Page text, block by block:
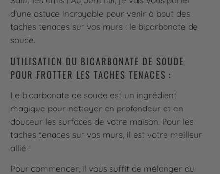
d'une astuce incroyable pour venir à bout des
taches tenaces sur vos murs : le bicarbonate de
soude.
UTILISATION DU BICARBONATE DE SOUDE
POUR FROTTER LES TACHES TENACES :
Le bicarbonate de soude est un ingrédient
magique pour nettoyer en profondeur et en
douceur les surfaces de votre maison. Pour les
taches tenaces sur vos murs, il est votre meilleur
allié !
Pour commencer, il vous suffit de mélanger du